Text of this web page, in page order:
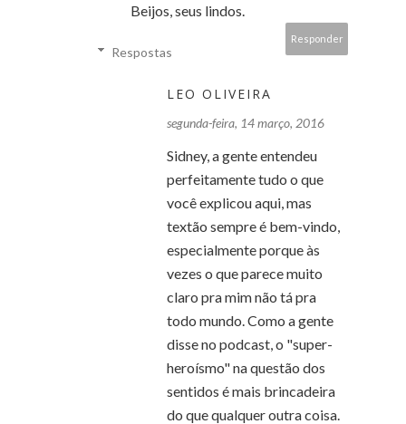
Beijos, seus lindos.
Responder
Respostas
LEO OLIVEIRA
segunda-feira, 14 março, 2016
Sidney, a gente entendeu
perfeitamente tudo o que
você explicou aqui, mas
textão sempre é bem-vindo,
especialmente porque às
vezes o que parece muito
claro pra mim não tá pra
todo mundo. Como a gente
disse no podcast, o "super-
heroísmo" na questão dos
sentidos é mais brincadeira
do que qualquer outra coisa.